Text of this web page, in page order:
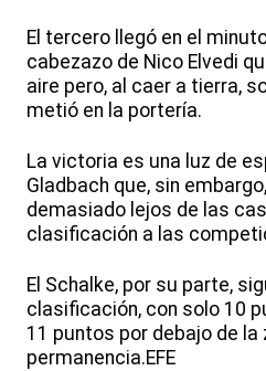
El tercero llegó en el
cabezazo de Nico Elvedi
aire pero, al caer a tierra,
metió en la portería.
La victoria es una luz de
Gladbach que, sin
demasiado lejos de las
clasificación a las
El Schalke, por su parte,
clasificación, con solo 10
11 puntos por debajo de la
permanencia.EFE